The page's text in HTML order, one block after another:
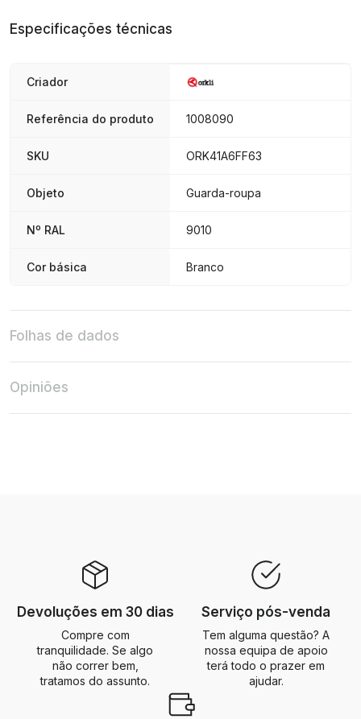
Especificações técnicas
Criador
Referência do produto 1008090
SKU ORK41A6FF63
Objeto Guarda-roupa
Nº RAL 9010
Cor básica Branco
Folhas de dados
Opiniões
Devoluções em 30 dias
Compre com
tranquilidade. Se algo
não correr bem,
tratamos do assunto.
Serviço pós-venda
Tem alguma questão? A
nossa equipa de apoio
terá todo o prazer em
ajudar.